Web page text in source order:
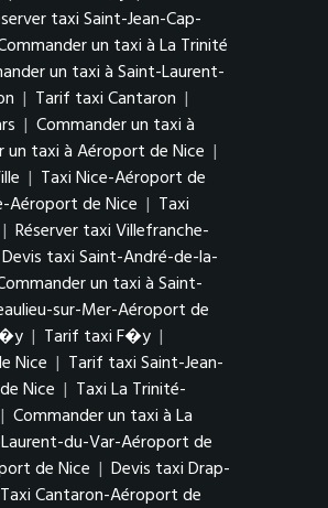
taxi Saint-Jean-Cap-
un taxi à La Trinité
un taxi à Saint-Laurent-
| Tarif taxi Cantaron |
| Commander un taxi à
un taxi à Aéroport de Nice |
| Taxi Nice-Aéroport de
Aéroport de Nice | Taxi
| Réserver taxi Villefranche-
Devis taxi Saint-André-de-la-
un taxi à Saint-
sur-Mer-Aéroport de
| Tarif taxi F�y |
Nice | Tarif taxi Saint-Jean-
Nice | Taxi La Trinité-
| Commander un taxi à La
du-Var-Aéroport de
de Nice | Devis taxi Drap-
Taxi Cantaron-Aéroport de